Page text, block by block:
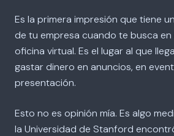
Es la primera impresión que tiene
de tu empresa cuando te busca en
oficina virtual. Es el lugar al que
gastar dinero en anuncios, en
presentación.
Esto no es opinión mía. Es algo
la Universidad de Stanford